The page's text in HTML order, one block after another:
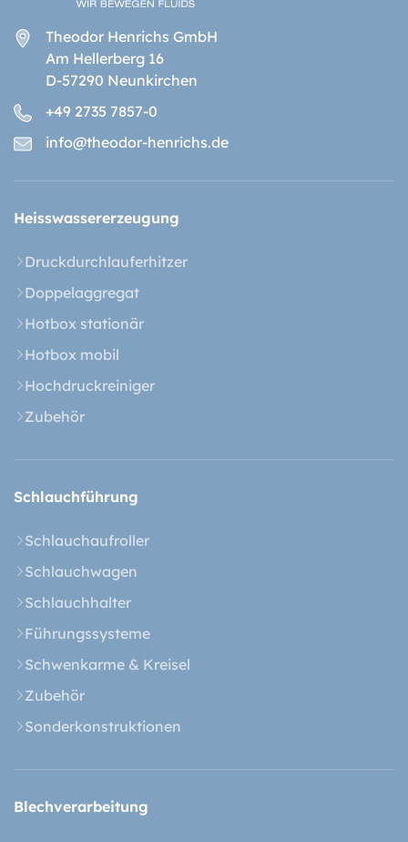
Theodor Henrichs GmbH
Am Hellerberg 16
D-57290 Neunkirchen
+49 2735 7857-0
info@theodor-henrichs.de
Heisswasser­erzeugung
Druckdurchlauferhitzer
Doppelaggregat
Hotbox stationär
Hotbox mobil
Hochdruckreiniger
Zubehör
Schlauchführung
Schlauchaufroller
Schlauchwagen
Schlauchhalter
Führungssysteme
Schwenkarme & Kreisel
Zubehör
Sonderkonstruktionen
Blech­verarbeitung